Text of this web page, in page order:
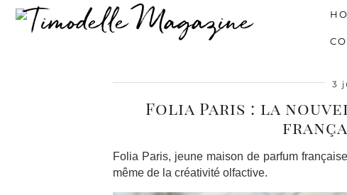
3
Folia Paris : la
Folia Paris, jeune maison de parfum
même de la créativité olfactive.